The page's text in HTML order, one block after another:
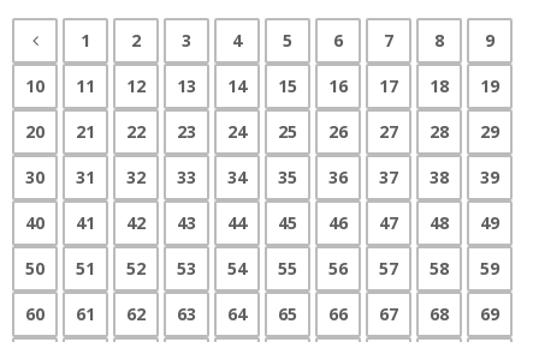
1 2 3 4 5 6 7 8
9
10
11 12 13 14 15 16 17 18
19
20
21 22 23 24 25 26 27 28
29
30
31 32 33 34 35 36 37 38
39
40
41 42 43 44 45 46 47 48
49
50
51 52 53 54 55 56 57 58
59
60
61 62 63 64 65 66 67 68 69